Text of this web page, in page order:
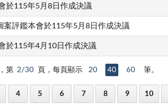
於115年5月8日作成決議
評鑑本會於115年5月8日作成決議
於115年4月10日作成決議
第 2/30 頁，每頁顯示 20 40 60 筆。
4 5 6 7 8 9 10